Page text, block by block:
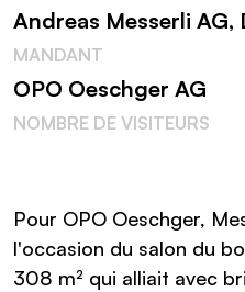
Andreas Messerli AG,
MANDANT
OPO Oeschger AG
NOMBRE DE VISITEURS
Pour OPO Oeschger,
l'occasion du salon du
308 m² qui alliait avec